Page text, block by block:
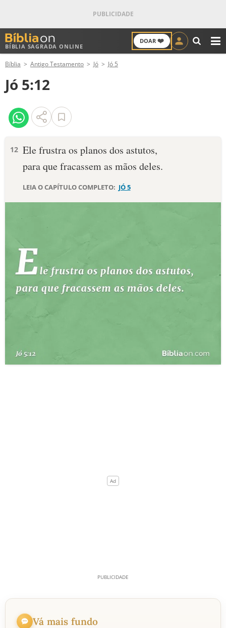
BÍBLIA SAGRADA ONLINE
DOAR ❤️
ANTIGO TESTAMENTO
NOVO TESTAMENTO
VERSÍCULOS
PALAVRA DO DIA
10 MANDAMENTOS
ESTUDOS BÍBLICOS
ESBOÇOS DE PREGAÇÃO
PERGUNTE À BÍBLIA
Bíblia Antigo Testamento Jó Jó 5
Jó 5:12
12 Ele frustra os planos dos astutos,
para que fracassem as mãos deles.
LEIA O CAPÍTULO COMPLETO: JÓ 5
Vá mais fundo